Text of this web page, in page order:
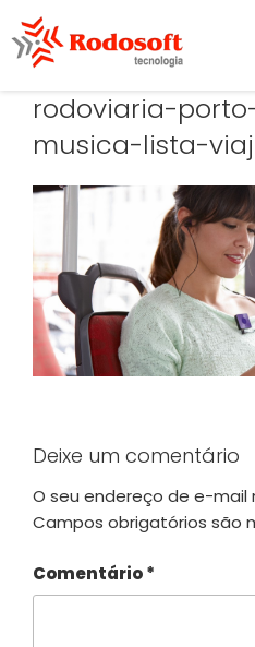
rodoviaria-
musica-lista-
Deixe um comentário
O seu endereço de e-mail
Campos obrigatórios são
Comentário*